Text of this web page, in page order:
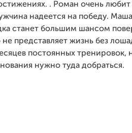
. Роман очень
надеется на победу.
станет большим шансом
представляет жизнь без
постоянных тренировок,
нужно туда добраться.